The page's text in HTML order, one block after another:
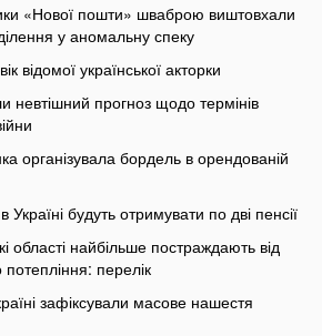
«Нової пошти» шваброю виштовхали
у аномальну спеку
відомої української акторки
невтішний прогноз щодо термінів
організувала бордель в орендованій
Україні будуть отримувати по дві пенсії
області найбільше постраждають від
потепління: перелік
зафіксували масове нашестя